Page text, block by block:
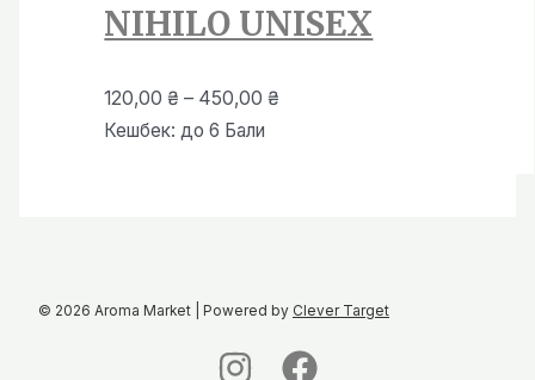
NIHILO UNISEX
120,00₴ – 450,00₴
Кешбек: до 6 Бали
© 2026 Aroma Market | Powered by Clever Target